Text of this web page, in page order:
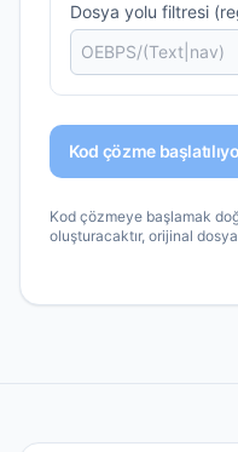
Dosya yolu filtresi
Kod çözme
Kod çözmeye başlamak
oluşturacaktır, orijinal